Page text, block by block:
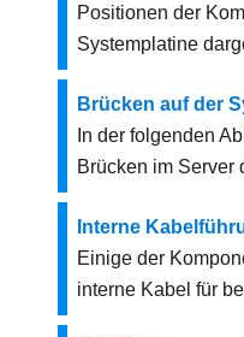
Positionen der
Systemplatine
Brücken auf der
In der folgenden
Brücken im Server
Interne
Einige der
interne Kabel für